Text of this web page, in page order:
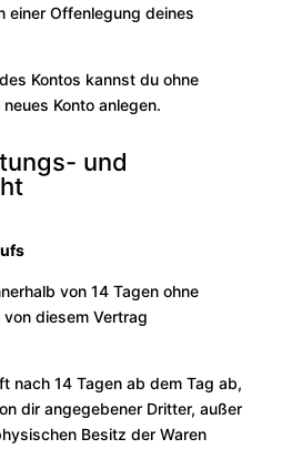
einer Offenlegung deines
Kontos kannst du ohne
Konto anlegen.
und
von 14 Tagen ohne
diesem Vertrag
nach 14 Tagen ab dem Tag ab,
dir angegebener Dritter, außer
Besitz der Waren